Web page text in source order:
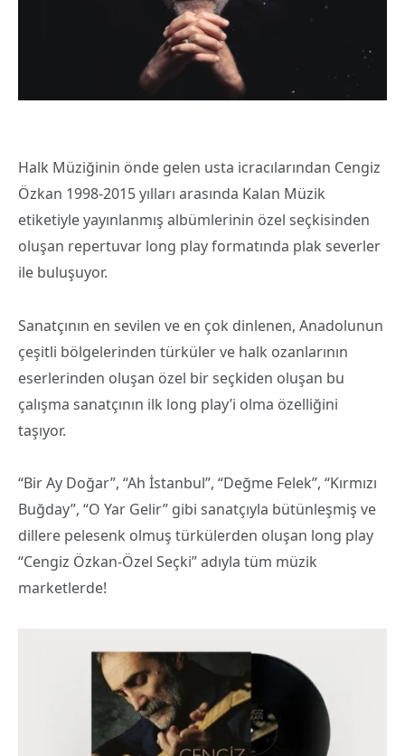
Halk Müziğinin önde gelen usta icracılarından Cengiz
Özkan 1998-2015 yılları arasında Kalan Müzik
etiketiyle yayınlanmış albümlerinin özel seçkisinden
oluşan repertuvar long play formatında plak severler
ile buluşuyor.
Sanatçının en sevilen ve en çok dinlenen, Anadolunun
çeşitli bölgelerinden türküler ve halk ozanlarının
eserlerinden oluşan özel bir seçkiden oluşan bu
çalışma sanatçının ilk long play’i olma özelliğini
taşıyor.
“Bir Ay Doğar”, “Ah İstanbul”, “Değme Felek”, “Kırmızı
Buğday”, “O Yar Gelir” gibi sanatçıyla bütünleşmiş ve
dillere pelesenk olmuş türkülerden oluşan long play
“Cengiz Özkan-Özel Seçki” adıyla tüm müzik
marketlerde!